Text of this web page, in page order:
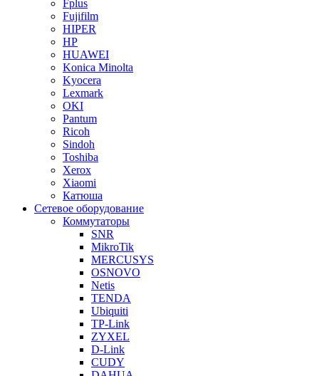
Fplus
Fujifilm
HIPER
HP
HUAWEI
Konica Minolta
Kyocera
Lexmark
OKI
Pantum
Ricoh
Sindoh
Toshiba
Xerox
Xiaomi
Катюша
Сетевое оборудование
Коммутаторы
SNR
MikroTik
MERCUSYS
OSNOVO
Netis
TENDA
Ubiquiti
TP-Link
ZYXEL
D-Link
CUDY